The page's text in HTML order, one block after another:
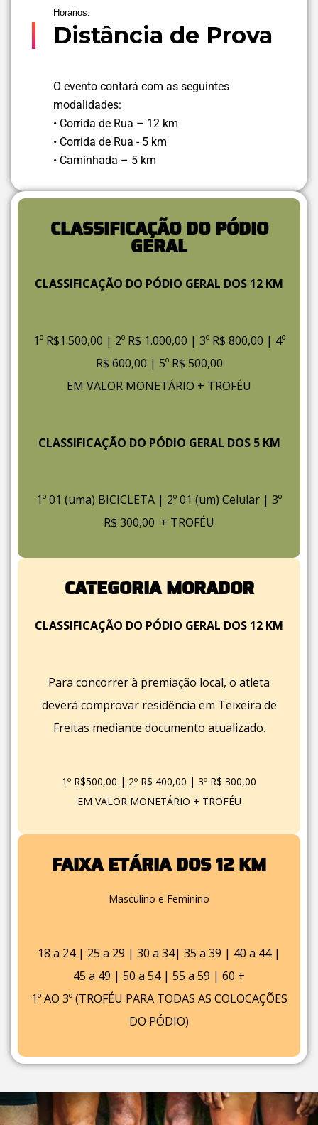
Horários:
Distância de Prova
O evento contará com as seguintes
modalidades:
• Corrida de Rua – 12 km
• Corrida de Rua - 5 km
• Caminhada – 5 km
CLASSIFICAÇÃO DO PÓDIO
GERAL
CLASSIFICAÇÃO DO PÓDIO GERAL DOS 12 KM
1º R$1.500,00 | 2º R$ 1.000,00 | 3º R$ 800,00 | 4º
R$ 600,00 | 5º R$ 500,00
EM VALOR MONETÁRIO + TROFÉU
CLASSIFICAÇÃO DO PÓDIO GERAL DOS 5 KM
1º 01 (uma) BICICLETA | 2º 01 (um) Celular | 3º
R$ 300,00 + TROFÉU
CATEGORIA MORADOR
CLASSIFICAÇÃO DO PÓDIO GERAL DOS 12 KM
Para concorrer à premiação local, o atleta
deverá comprovar residência em Teixeira de
Freitas mediante documento atualizado.
1º R$500,00 | 2º R$ 400,00 | 3º R$ 300,00
EM VALOR MONETÁRIO + TROFÉU
FAIXA ETÁRIA DOS 12 KM
Masculino e Feminino
18 a 24 | 25 a 29 | 30 a 34| 35 a 39 | 40 a 44 |
45 a 49 | 50 a 54 | 55 a 59 | 60 +
1º AO 3º (TROFÉU PARA TODAS AS COLOCAÇÕES
DO PÓDIO)